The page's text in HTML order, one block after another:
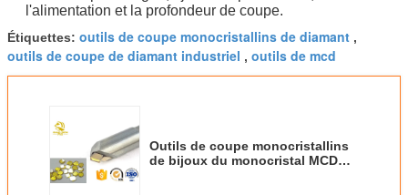
l'alimentation et la profondeur de coupe.
Étiquettes: outils de coupe monocristallins de diamant ,
outils de coupe de diamant industriel , outils de mcd
Outils de coupe monocristallins
de bijoux du monocristal MCD